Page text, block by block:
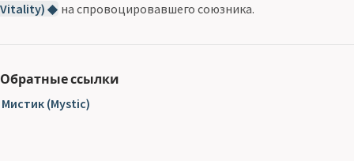
Vitality) ◆ на спровоцировавшего союзника.
Обратные ссылки
Мистик (Mystic)